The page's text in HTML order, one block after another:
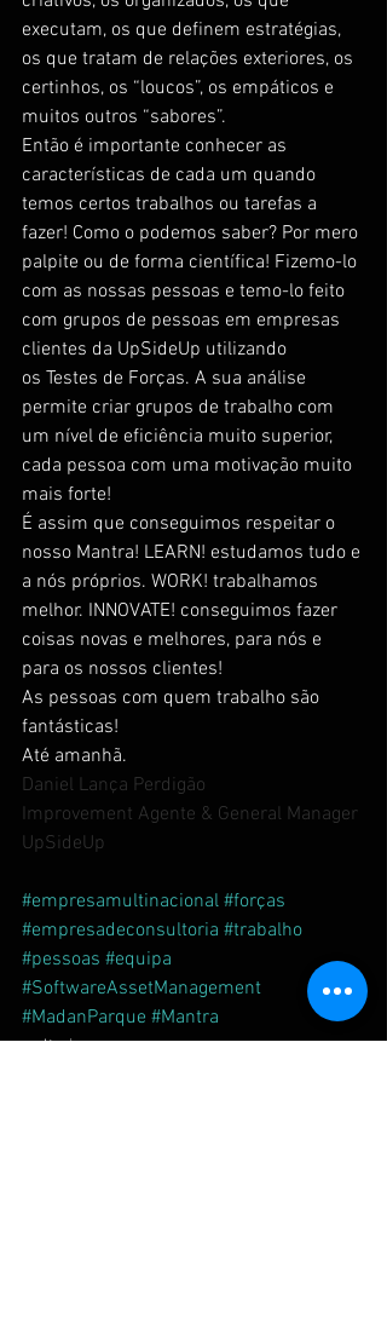
executam, os que definem estratégias,
os que tratam de relações exteriores, os
certinhos, os “loucos”, os empáticos e
muitos outros “sabores”.
Então é importante conhecer as
características de cada um quando
temos certos trabalhos ou tarefas a
fazer! Como o podemos saber? Por mero
palpite ou de forma científica! Fizemo-lo
com as nossas pessoas e temo-lo feito
com grupos de pessoas em empresas
clientes da UpSideUp utilizando
os Testes de Forças. A sua análise
permite criar grupos de trabalho com
um nível de eficiência muito superior,
cada pessoa com uma motivação muito
mais forte!
É assim que conseguimos respeitar o
nosso Mantra! LEARN! estudamos tudo e
a nós próprios. WORK! trabalhamos
melhor. INNOVATE! conseguimos fazer
coisas novas e melhores, para nós e
para os nossos clientes!
As pessoas com quem trabalho são
fantásticas!
Até amanhã.
Daniel Lança Perdigão
Improvement Agente & General Manager
UpSideUp
#empresamultinacional #forças
#empresadeconsultoria #trabalho
#pessoas #equipa
#SoftwareAssetManagement
#MadanParque #Mantra
consultoria